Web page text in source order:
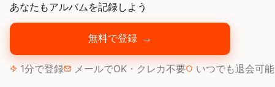
あなたもアルバムを記録しよう
無料で登録 →
1分で登録 メールでOK・クレカ不要 いつでも退会可能